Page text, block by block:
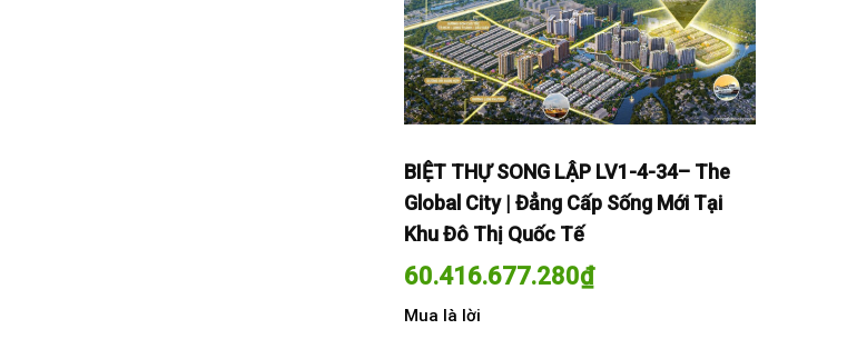
BIỆT THỰ SONG LẬP LV1-4-34– The
Global City | Đẳng Cấp Sống Mới Tại
Khu Đô Thị Quốc Tế
60.416.677.280₫
Mua là lời